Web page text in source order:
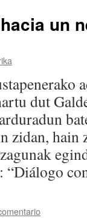
un
dut
zidan,
“Diálogo